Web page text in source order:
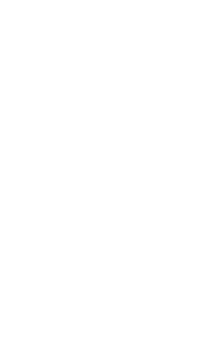
: elles
font pas partie